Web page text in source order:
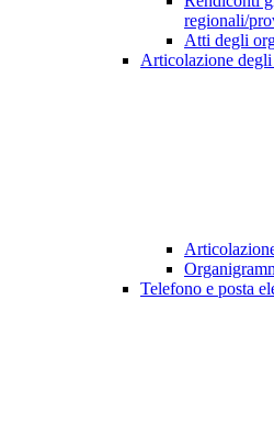
regionali/
Atti degli
Articolazione
Telefono e posta